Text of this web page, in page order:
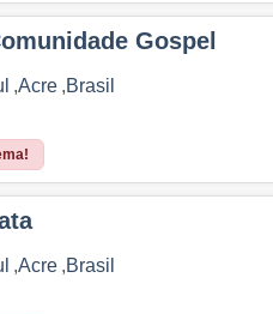
Gospel
,Acre ,Brasil
,Acre ,Brasil